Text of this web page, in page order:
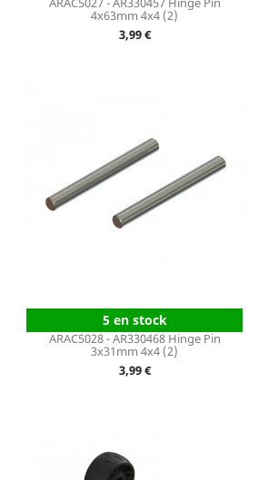
4x63mm 4x4 (2)
Prix
3,99 €
5 en stock
ARAC5028 - AR330468 Hinge Pin
3x31mm 4x4 (2)
Prix
3,99 €